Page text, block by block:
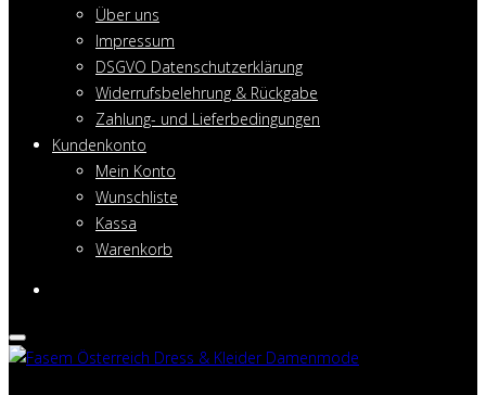
Über uns
Impressum
DSGVO Datenschutzerklärung
Widerrufsbelehrung & Rückgabe
Zahlung- und Lieferbedingungen
Kundenkonto
Mein Konto
Wunschliste
Kassa
Warenkorb